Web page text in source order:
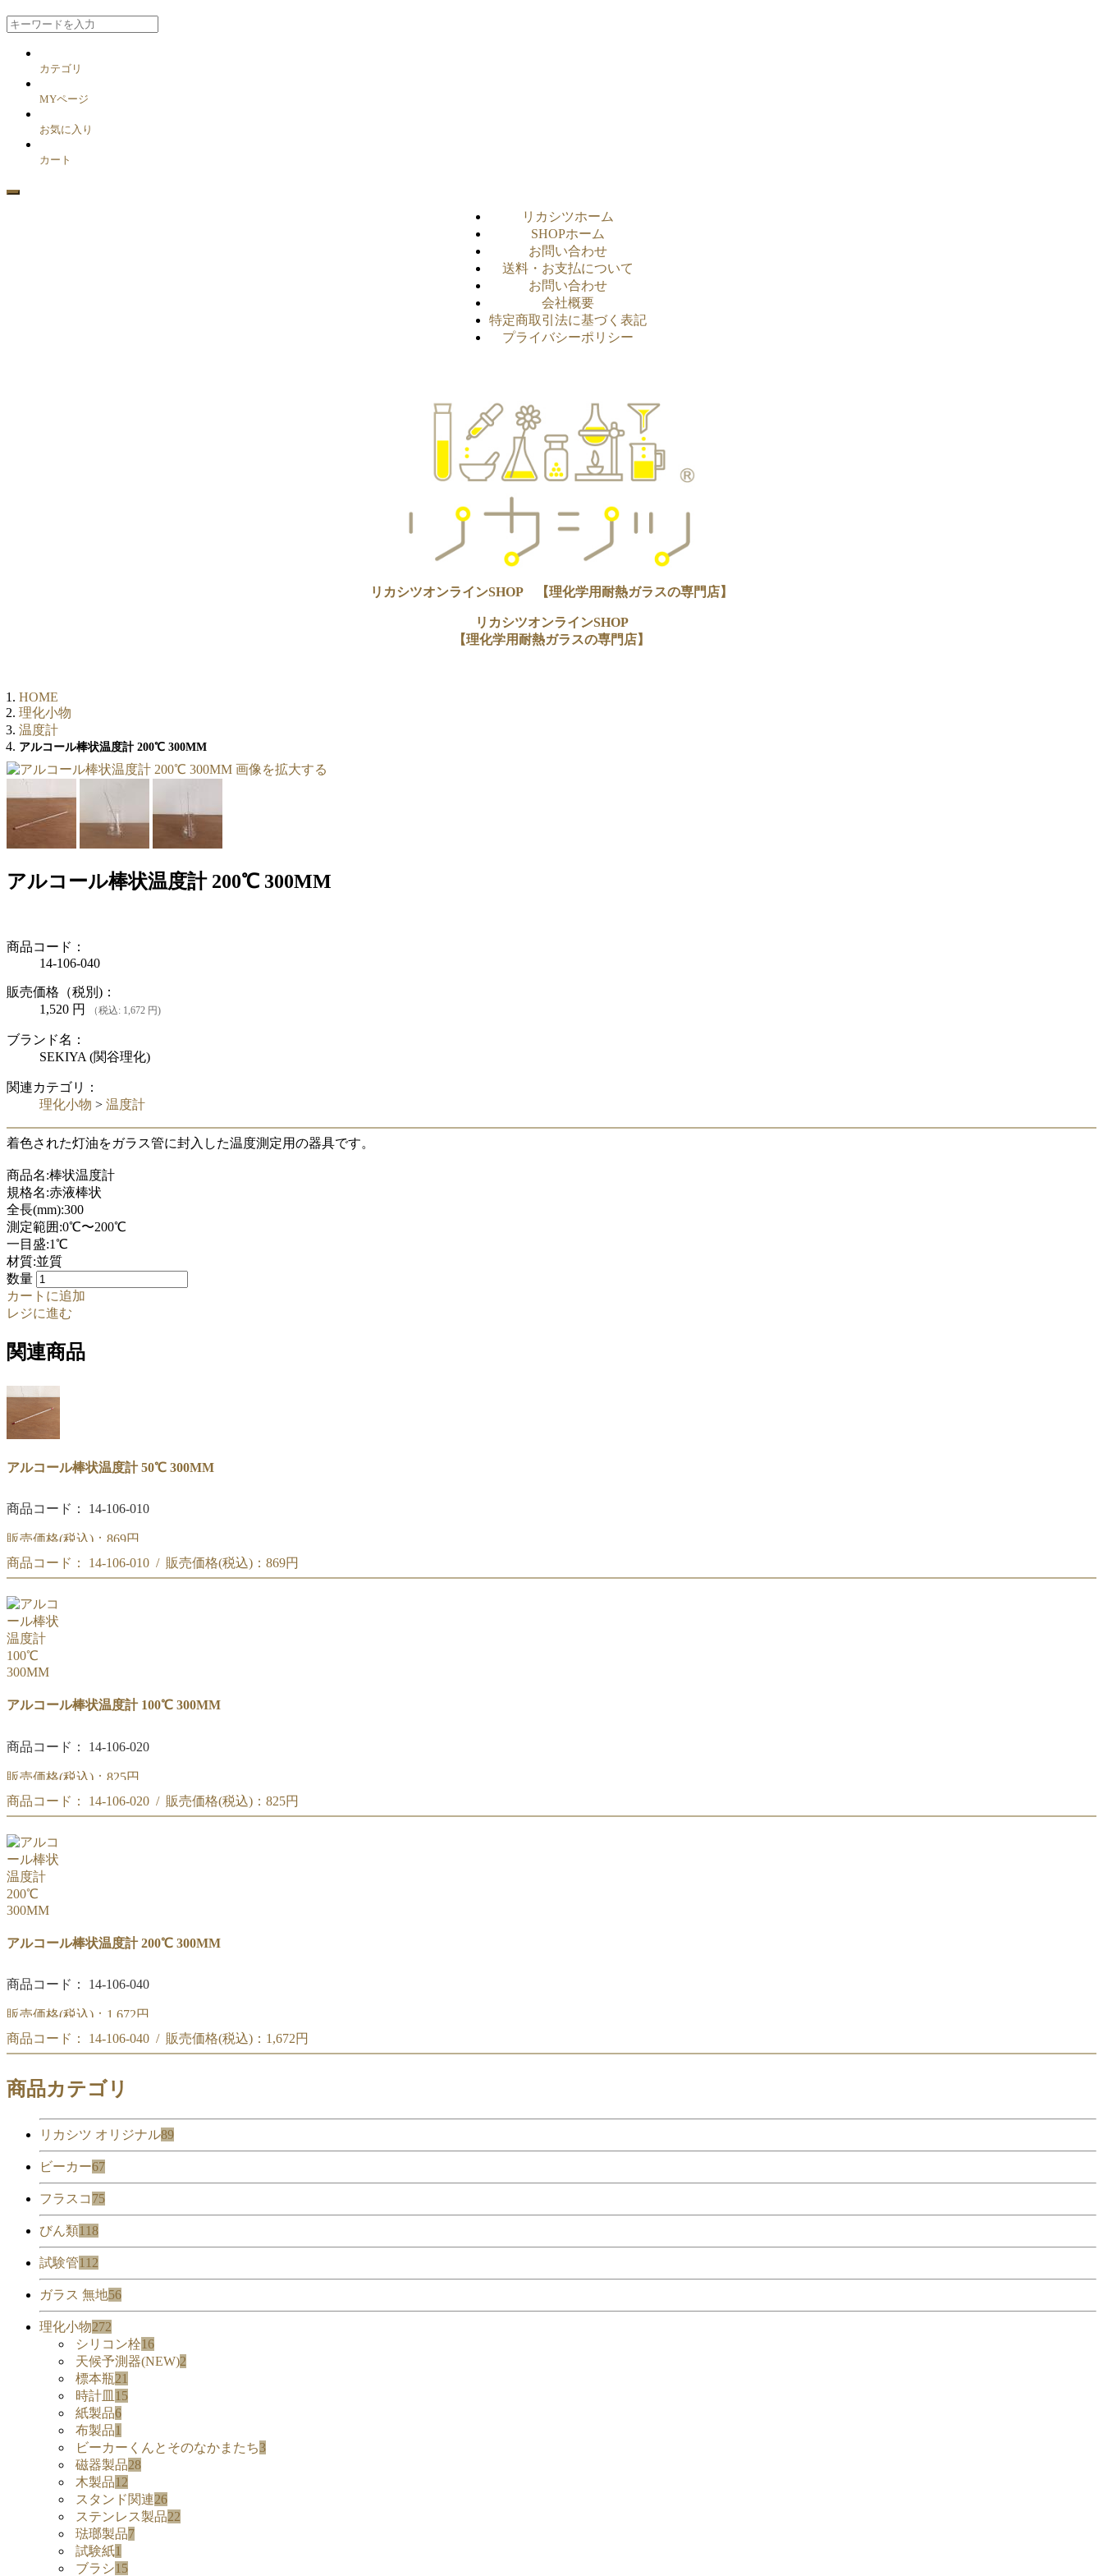
カテゴリ
MYページ
お気に入り
カート
リカシツホーム
SHOPホーム
お問い合わせ
送料・お支払について
お問い合わせ
会社概要
特定商取引法に基づく表記
プライバシーポリシー
リカシツオンラインSHOP 【理化学用耐熱ガラスの専門店】
リカシツオンラインSHOP
【理化学用耐熱ガラスの専門店】
HOME
理化小物
温度計
アルコール棒状温度計 200℃ 300MM
画像を拡大する
アルコール棒状温度計 200℃ 300MM
商品コード：
14-106-040
販売価格（税別)：
1,520 円 （税込: 1,672 円)
ブランド名：
SEKIYA (関谷理化)
関連カテゴリ：
理化小物 > 温度計
着色された灯油をガラス管に封入した温度測定用の器具です。
商品名:棒状温度計
規格名:赤液棒状
全長(mm):300
測定範囲:0℃〜200℃
一目盛:1℃
材質:並質
数量
カートに追加
レジに進む
関連商品
アルコール棒状温度計 50℃ 300MM
商品コード： 14-106-010
販売価格(税込)： 869円
アルコール棒状温度計 50℃ 300MM
商品コード： 14-106-010 / 販売価格(税込)： 869円
アルコール棒状温度計 50℃ 300MM
アルコール棒状温度計 100℃ 300MM
商品コード： 14-106-020
販売価格(税込)： 825円
アルコール棒状温度計 100℃ 300MM
商品コード： 14-106-020 / 販売価格(税込)： 825円
アルコール棒状温度計 100℃ 300MM
アルコール棒状温度計 200℃ 300MM
商品コード： 14-106-040
販売価格(税込)： 1,672円
アルコール棒状温度計 200℃ 300MM
商品コード： 14-106-040 / 販売価格(税込)： 1,672円
商品カテゴリ
リカシツ オリジナル89
ビーカー67
フラスコ 75
びん類118
試験管112
ガラス 無地56
理化小物272
シリコン栓16
天候予測器(NEW)2
標本瓶21
時計皿 15
紙製品6
布製品1
ビーカーくんとそのなかまたち3
磁器製品28
木製品12
スタンド関連26
ステンレス製品22
琺瑯製品7
試験紙1
ブラシ15